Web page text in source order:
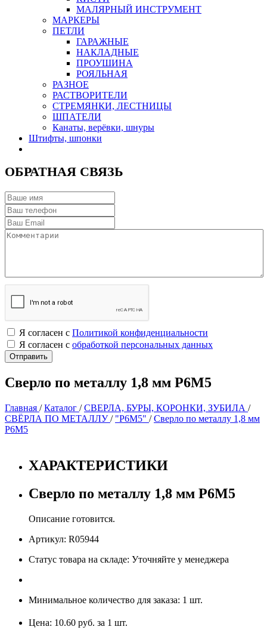
МАЛЯРНЫЙ ИНСТРУМЕНТ
МАРКЕРЫ
ПЕТЛИ
ГАРАЖНЫЕ
НАКЛАДНЫЕ
ПРОУШИНА
РОЯЛЬНАЯ
РАЗНОЕ
РАСТВОРИТЕЛИ
СТРЕМЯНКИ, ЛЕСТНИЦЫ
ШПАТЕЛИ
Канаты, верёвки, шнуры
Штифты, шпонки
ОБРАТНАЯ СВЯЗЬ
Я согласен с Политикой конфиденциальности
Я согласен с обработкой персональных данных
Сверло по металлу 1,8 мм Р6М5
Главная /Каталог /СВЕРЛА, БУРЫ, КОРОНКИ, ЗУБИЛА /
СВЁРЛА ПО МЕТАЛЛУ/ "Р6М5" /Сверло по металлу 1,8 мм
Р6М5
ХАРАКТЕРИСТИКИ
Сверло по металлу 1,8 мм Р6М5
Описание готовится.
Артикул: R05944
Статус товара на складе: Уточняйте у менеджера
Минимальное количество для заказа: 1 шт.
Цена: 10.60 руб. за 1 шт.